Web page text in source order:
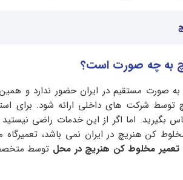
به چه صورت است؟
به صورت مستقیم در ایران حضور ندارد و
شرکت های داخلی ارائه شود. برای
بگیرید. اما اگر از این خدمات راضی
کن هنریچ در ایران نمی باشد، تعمیرگاه
تعمیر مخلوط کن هنریچ در محل توسط